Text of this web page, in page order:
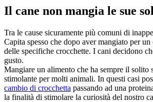
Il cane non mangia le sue
Tra le cause sicuramente più comuni di
Capita spesso che dopo aver mangiato per
delle specifiche crocchette. I cani decidono
gusto.
Mangiare un alimento che ha sempre il solito
stimolante per molti animali. In questi casi
cambio di crocchetta passando ad una
la finalità di stimolare la curiosità del nostro